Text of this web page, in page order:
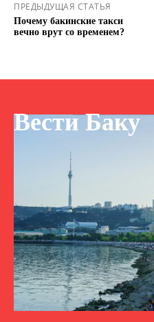
ПРЕДЫДУЩАЯ СТАТЬЯ
Почему бакинские такси
вечно врут со временем?
Вести Баку